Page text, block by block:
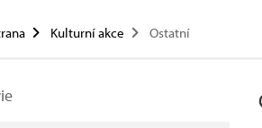
Kulturní akce Ostatní